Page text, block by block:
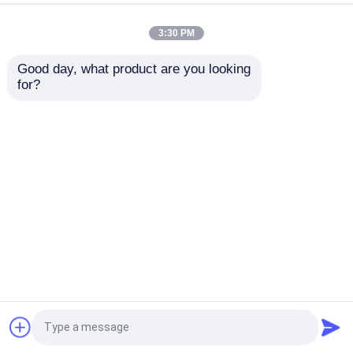
Switch RUCKUS ICX 7550-24ZP ad alta densità
370W Switch (JL261A) nuovo e originale
3:30 PM
Good day, what product are you looking
for?